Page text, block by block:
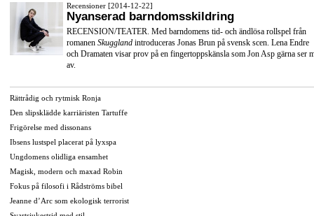
Recensioner [2014-12-22]
Nyanserad barndomsskildring
RECENSION/TEATER. Med barndomens tid- och ändlösa rollspel från
romanen Skuggland introduceras Jonas Brun på svensk scen. Lena Endre
och Dramaten visar prov på en fingertoppskänsla som Jon Asp gärna ser
av.
Rättrådig och rytmisk Ronja
Den slipsklädde karriäristen Tartuffe
Frigörelse med dissonans
Ibsens lustspel placerat på lyxspa
Ungdomens olidliga ensamhet
Magisk, modern och maxad Robin
Fokus på filosofi i Rådströms bibel
Jeanne d’Arc som ekologisk terrorist